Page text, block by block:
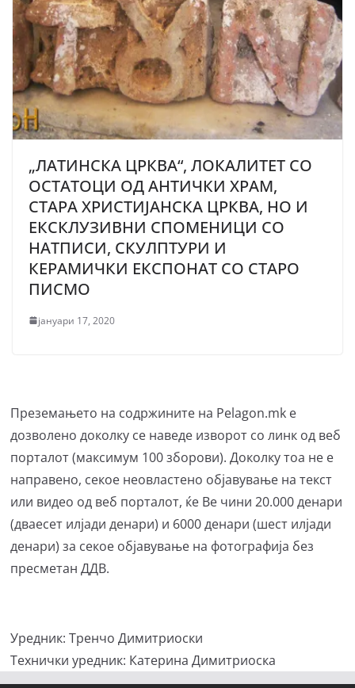
„ЛАТИНСКА ЦРКВА“, ЛОКАЛИТЕТ СО
ОСТАТОЦИ ОД АНТИЧКИ ХРАМ,
СТАРА ХРИСТИЈАНСКА ЦРКВА, НО И
ЕКСКЛУЗИВНИ СПОМЕНИЦИ СО
НАТПИСИ, СКУЛПТУРИ И
КЕРАМИЧКИ ЕКСПОНАТ СО СТАРО
ПИСМО
јануари 17, 2020
Преземањето на содржините на Pelagon.mk е
дозволено доколку се наведе изворот со линк од веб
порталот (максимум 100 зборови). Доколку тоа не е
направено, секое неовластено објавување на текст
или видео од веб порталот, ќе Ве чини 20.000 денари
(дваесет илјади денари) и 6000 денари (шест илјади
денари) за секое објавување на фотографија без
пресметан ДДВ.
Уредник: Тренчо Димитриоски
Технички уредник: Катерина Димитриоска